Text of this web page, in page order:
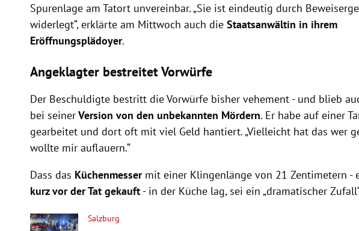
Spurenlage am Tatort unvereinbar. „Sie ist eindeutig durch
widerlegt“, erklärte am Mittwoch auch dieStaatsanwältin in ihrem
Eröffnungsplädoyer.
Angeklagter bestreitet Vorwürfe
Der Beschuldigte bestritt die Vorwürfe bisher vehement - und blieb
bei seinerVersion von den unbekannten Mördern. Er habe auf einer
gearbeitet und dort oft mit viel Geld hantiert. „Vielleicht hat das wer
wollte mir auflauern.“
Dass das Küchenmesser mit einer Klingenlänge von 21 Zentimetern -
kurz vor der Tat gekauft - in der Küche lag, sei ein „dramatischer
Salzburg